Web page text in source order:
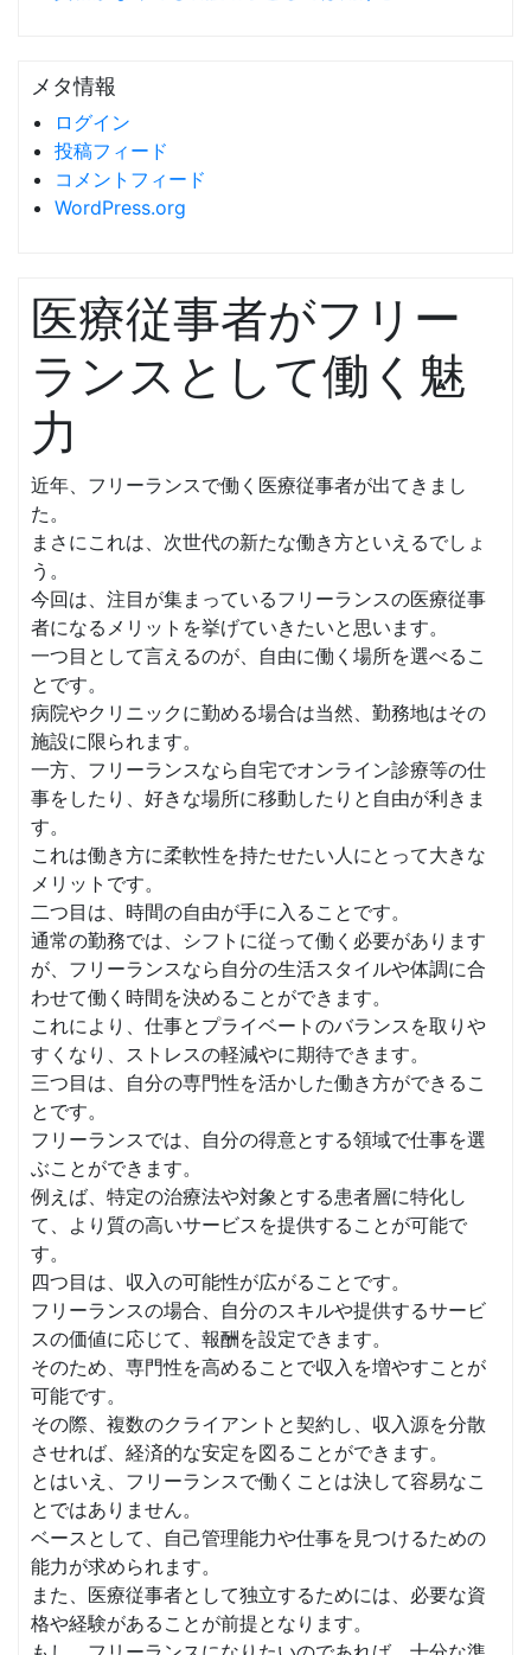
メタ情報
ログイン
投稿フィード
コメントフィード
WordPress.org
医療従事者がフリー
ランスとして働く魅
力
近年、フリーランスで働く医療従事者が出てきまし
た。
まさにこれは、次世代の新たな働き方といえるでしょ
う。
今回は、注目が集まっているフリーランスの医療従事
者になるメリットを挙げていきたいと思います。
一つ目として言えるのが、自由に働く場所を選べるこ
とです。
病院やクリニックに勤める場合は当然、勤務地はその
施設に限られます。
一方、フリーランスなら自宅でオンライン診療等の仕
事をしたり、好きな場所に移動したりと自由が利きま
す。
これは働き方に柔軟性を持たせたい人にとって大きな
メリットです。
二つ目は、時間の自由が手に入ることです。
通常の勤務では、シフトに従って働く必要があります
が、フリーランスなら自分の生活スタイルや体調に合
わせて働く時間を決めることができます。
これにより、仕事とプライベートのバランスを取りや
すくなり、ストレスの軽減やに期待できます。
三つ目は、自分の専門性を活かした働き方ができるこ
とです。
フリーランスでは、自分の得意とする領域で仕事を選
ぶことができます。
例えば、特定の治療法や対象とする患者層に特化し
て、より質の高いサービスを提供することが可能で
す。
四つ目は、収入の可能性が広がることです。
フリーランスの場合、自分のスキルや提供するサービ
スの価値に応じて、報酬を設定できます。
そのため、専門性を高めることで収入を増やすことが
可能です。
その際、複数のクライアントと契約し、収入源を分散
させれば、経済的な安定を図ることができます。
とはいえ、フリーランスで働くことは決して容易なこ
とではありません。
ベースとして、自己管理能力や仕事を見つけるための
能力が求められます。
また、医療従事者として独立するためには、必要な資
格や経験があることが前提となります。